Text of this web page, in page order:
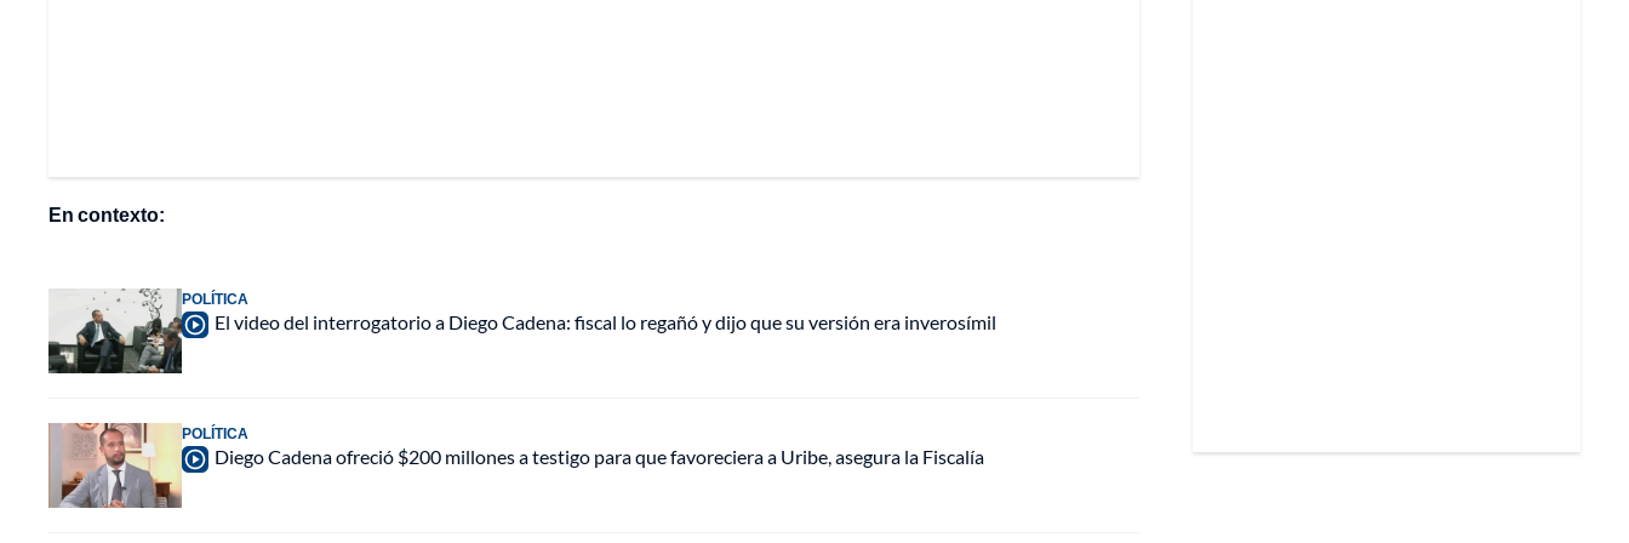
En contexto:
POLÍTICA
El video del interrogatorio a Diego Cadena: fiscal lo regañó y dijo que su versión era inverosímil
POLÍTICA
Diego Cadena ofreció $200 millones a testigo para que favoreciera a Uribe, asegura la Fiscalía